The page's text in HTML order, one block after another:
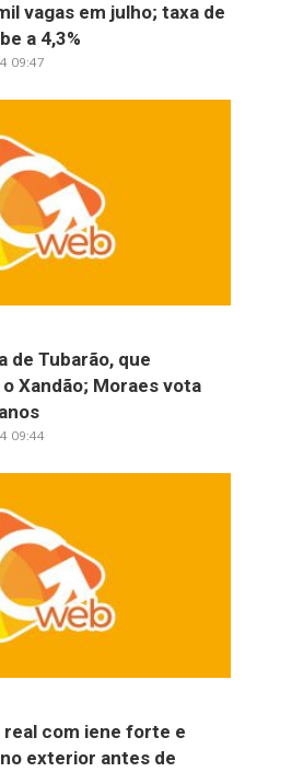
vagas em julho; taxa de
a 4,3%
09:47
de Tubarão, que
Xandão; Moraes vota
09:44
real com iene forte e
exterior antes de